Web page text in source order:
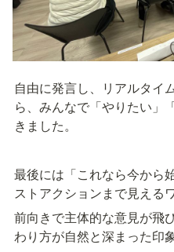
自由に発言し、リアルタイ
ら、みんなで「やりたい」
きました。
最後には「これなら今から
ストアクションまで見える
前向きで主体的な意見が飛
わり方が自然と深まった印象